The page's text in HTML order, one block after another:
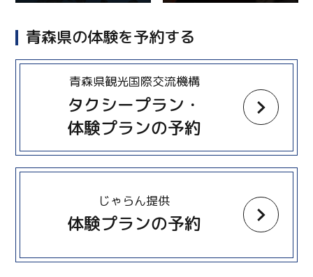
青森県の体験を予約する
タクシープラン・
体験プランの予約
青森県観光国際交流機構
more
体験プランの予約
じゃらん提供
more